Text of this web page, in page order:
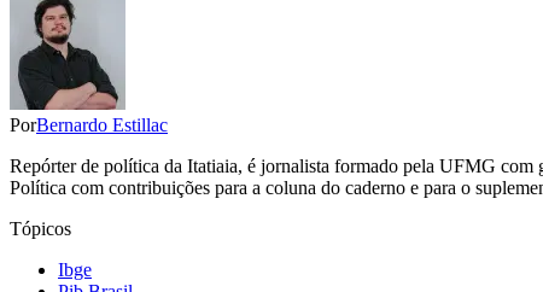
PorBernardo Estillac
Repórter de política da Itatiaia, é jornalista formado pela UFMG
Política com contribuições para a coluna do caderno e para o
Tópicos
Ibge